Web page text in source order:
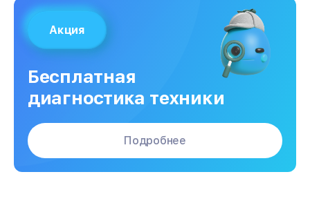
Акция
Бесплатная
диагностика техники
Подробнее